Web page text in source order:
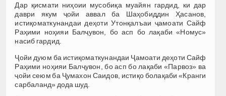
Дар қисмати ниҳоии мусобиқа муайян гардид, ки дар
даври якум ҷойи аввал ба Шаҳобиддин Ҳасанов,
истиқоматкунандаи деҳоти Утонқалъаи ҷамоати Сайф
Раҳими ноҳияи Балҷувон, бо асп бо лақаби «Номус»
насиб гардид.
Ҷойи дуюм ба истиқоматкунандаи Ҷамоати деҳоти Сайф
Раҳими ноҳияи Балҷувон, бо асп бо лақаби «Парвоз» ва
ҷойи сеюм ба Ҷумахон Саидов, истиқо болақаби «Кранги
сарбаланд» дода шуд.